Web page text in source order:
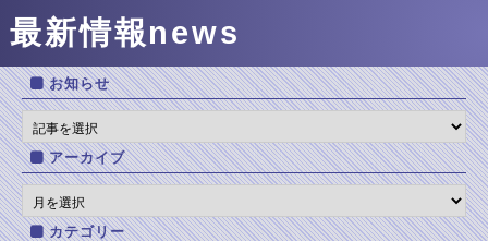
最新情報news
お知らせ
アーカイブ
カテゴリー